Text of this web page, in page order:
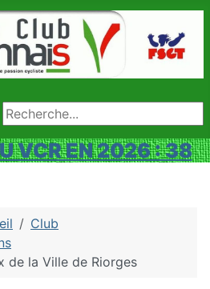
Rechercher
VCR EN 2026 : 38
Club
de la Ville de Riorges